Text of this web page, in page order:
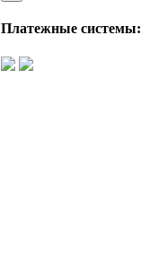
Платежные системы: